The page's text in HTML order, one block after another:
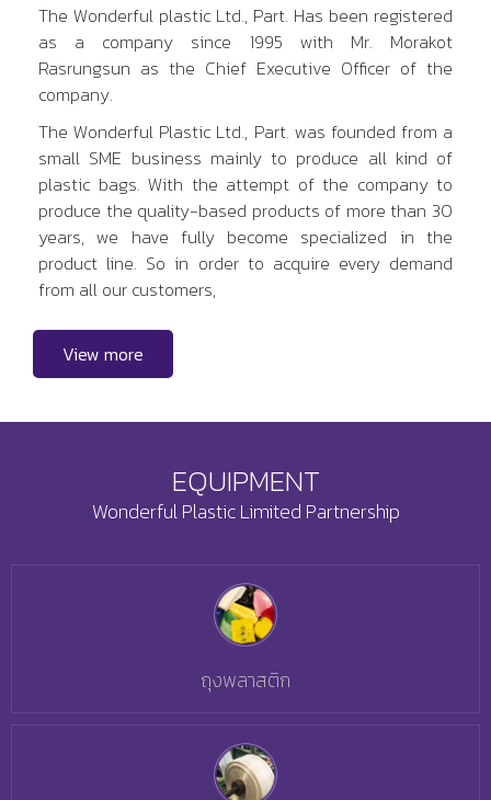
The Wonderful plastic Ltd., Part. Has been registered
as a company since 1995 with Mr. Morakot
Rasrungsun as the Chief Executive Officer of the
company.
The Wonderful Plastic Ltd., Part. was founded from a
small SME business mainly to produce all kind of
plastic bags. With the attempt of the company to
produce the quality-based products of more than 30
years, we have fully become specialized in the
product line. So in order to acquire every demand
from all our customers,
View more
EQUIPMENT
Wonderful Plastic Limited Partnership
ถุงพลาสติก